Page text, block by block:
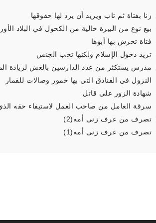
زنا بفتاة ثم تاب ويريد أن يرد لها حقوقها
بيع نوع من البيرة خالية من الكحول في البلاد
فتاة تحرش بها أبوها
تريد دخول الإسلام ولكنها تحب الجنس
مدرس يستكثر من عدد الدارسين بالغش لزيادة
النزول في الفنادق التي بها خمور وصالات للقمار
شهادة الزور على قاتل
سرقة العامل من صاحب العمل لاستيفاء حقه
تصرف من عرف زنى أمه(2)
تصرف من عرف زنى أمه(1)